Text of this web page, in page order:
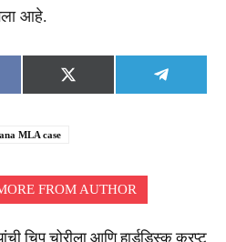
आहे.
Share
on
X
(Twitter)
Share
on
MLA case
FROM AUTHOR
चिप चोरीला आणि हार्डडिस्क करप्ट